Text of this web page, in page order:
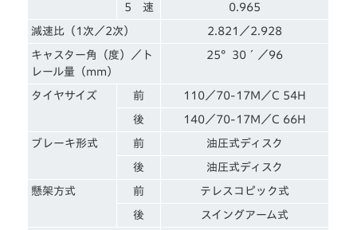
5 速 0.965
減速比（1次／2次） 2.821／2.928
キャスター角（度）／ト
レール量（mm）
25°30´／96
タイヤサイズ 前 110／70-17M／C 54H
後 140／70-17M／C 66H
ブレーキ形式 前 油圧式ディスク
後 油圧式ディスク
懸架方式 前 テレスコピック式
後 スイングアーム式